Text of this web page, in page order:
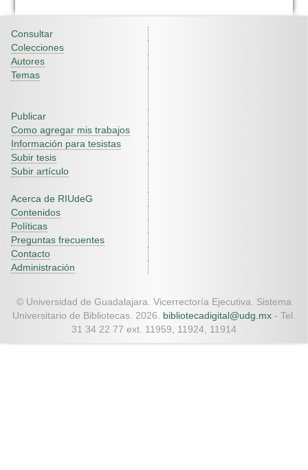
Consultar
Colecciones
Autores
Temas
Publicar
Como agregar mis trabajos
Información para tesistas
Subir tesis
Subir artículo
Acerca de RIUdeG
Contenidos
Políticas
Preguntas frecuentes
Contacto
Administración
© Universidad de Guadalajara. Vicerrectoría Ejecutiva. Sistema
Universitario de Bibliotecas. 2026. bibliotecadigital@udg.mx - Tel.
31 34 22 77 ext. 11959, 11924, 11914